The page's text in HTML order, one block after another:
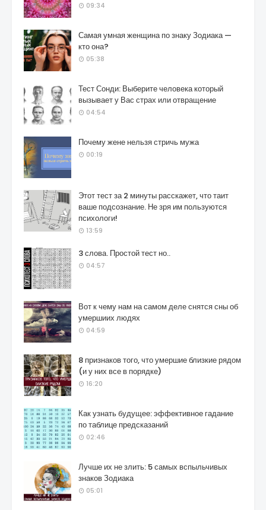
09:34
Самая умная женщина по знаку Зодиака —
кто она?
05:38
Тест Сонди: Выберите человека который
вызывает у Вас страх или отвращение
04:54
Почему жене нельзя стричь мужа
00:19
Этот тест за 2 минуты расскажет, что таит
ваше подсознание. Не зря им пользуются
психологи!
13:59
3 слова. Простой тест но..
04:57
Вот к чему нам на самом деле снятся сны об
умершиих людях
04:59
8 признаков того, что умершие близкие рядом
(и у них все в порядке)
16:20
Как узнать будущее: эффективное гадание
по таблице предсказаний
02:46
Лучше их не злить: 5 самых вспыльчивых
знаков Зодиака
05:01